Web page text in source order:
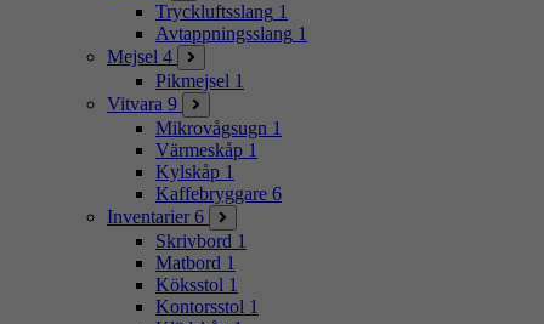
Tryckluftsslang 1
Avtappningsslang 1
Mejsel 4
Pikmejsel 1
Vitvara 9
Mikrovågsugn 1
Värmeskåp 1
Kylskåp 1
Kaffebryggare 6
Inventarier 6
Skrivbord 1
Matbord 1
Köksstol 1
Kontorsstol 1